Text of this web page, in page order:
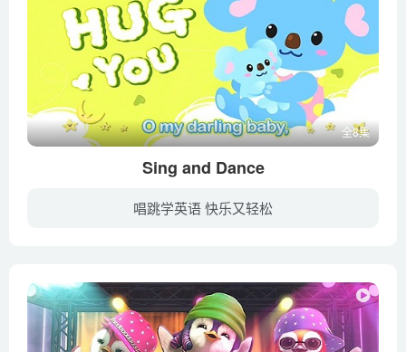
全8集
Sing and Dance
唱跳学英语 快乐又轻松